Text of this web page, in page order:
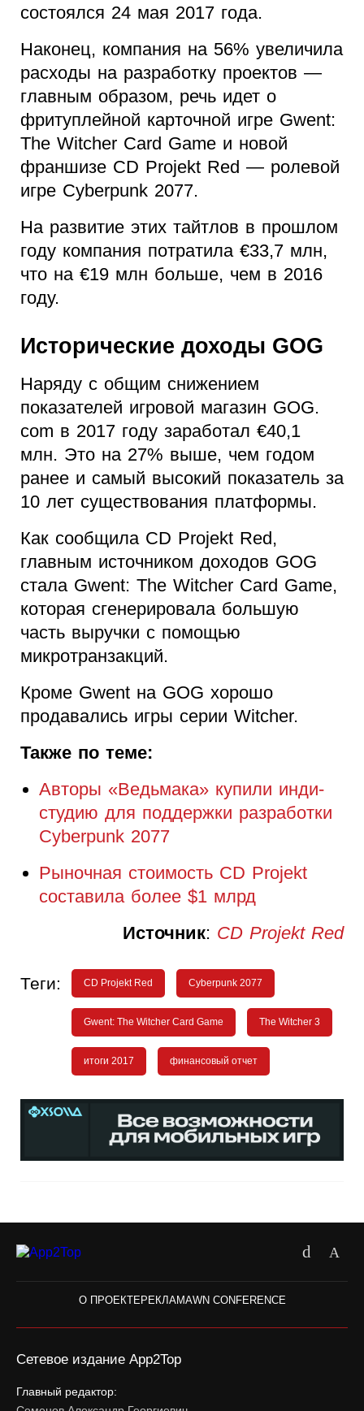
состоялся 24 мая 2017 года.
Наконец, компания на 56% увеличила
расходы на разработку проектов —
главным образом, речь идет о
фритуплейной карточной игре Gwent:
The Witcher Card Game и новой
франшизе CD Projekt Red — ролевой
игре Cyberpunk 2077.
На развитие этих тайтлов в прошлом
году компания потратила €33,7 млн,
что на €19 млн больше, чем в 2016
году.
Исторические доходы GOG
Наряду с общим снижением
показателей игровой магазин GOG.
com в 2017 году заработал €40,1
млн. Это на 27% выше, чем годом
ранее и самый высокий показатель за
10 лет существования платформы.
Как сообщила CD Projekt Red,
главным источником доходов GOG
стала Gwent: The Witcher Card Game,
которая сгенерировала большую
часть выручки с помощью
микротранзакций.
Кроме Gwent на GOG хорошо
продавались игры серии Witcher.
Также по теме:
Авторы «Ведьмака» купили инди-
студию для поддержки разработки
Cyberpunk 2077
Рыночная стоимость CD Projekt
составила более $1 млрд
Источник: CD Projekt Red
Теги: CD Projekt Red Cyberpunk 2077
Gwent: The Witcher Card Game The Witcher 3
итоги 2017 финансовый отчет
О ПРОЕКТЕРЕКЛАМАWN CONFERENCE
Сетевое издание App2Top
Главный редактор: